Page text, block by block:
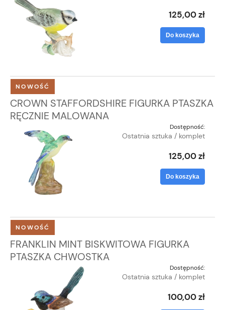
125,00 zł
Do koszyka
CROWN STAFFORDSHIRE FIGURKA PTASZKA
RĘCZNIE MALOWANA
Dostępność:
Ostatnia sztuka / komplet
125,00 zł
Do koszyka
NOWOŚĆ
FRANKLIN MINT BISKWITOWA FIGURKA
PTASZKA CHWOSTKA
Dostępność:
Ostatnia sztuka / komplet
100,00 zł
NOWOŚĆ